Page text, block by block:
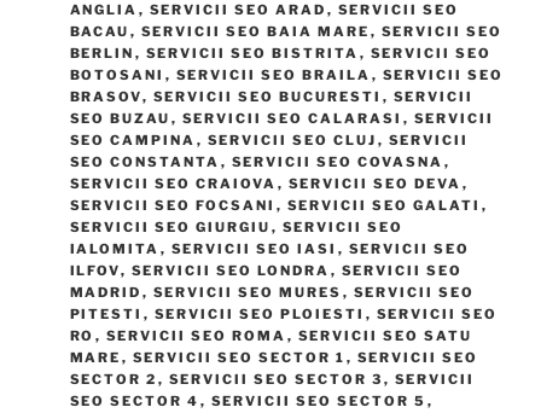
ANGLIA , SERVICII SEO ARAD , SERVICII SEO
BACAU , SERVICII SEO BAIA MARE , SERVICII SEO
BERLIN , SERVICII SEO BISTRITA , SERVICII SEO
BOTOSANI , SERVICII SEO BRAILA , SERVICII SEO
BRASOV, SERVICII SEO BUCURESTI , SERVICII
SEO BUZAU , SERVICII SEO CALARASI , SERVICII
SEO CAMPINA , SERVICII SEO CLUJ , SERVICII
SEO CONSTANTA , SERVICII SEO COVASNA ,
SERVICII SEO CRAIOVA , SERVICII SEO DEVA ,
SERVICII SEO FOCSANI , SERVICII SEO GALATI ,
SERVICII SEO GIURGIU , SERVICII SEO
IALOMITA , SERVICII SEO IASI , SERVICII SEO
ILFOV, SERVICII SEO LONDRA , SERVICII SEO
MADRID , SERVICII SEO MURES , SERVICII SEO
PITESTI , SERVICII SEO PLOIESTI , SERVICII SEO
RO , SERVICII SEO ROMA , SERVICII SEO SATU
MARE , SERVICII SEO SECTOR 1 , SERVICII SEO
SECTOR 2 , SERVICII SEO SECTOR 3 , SERVICII
SEO SECTOR 4 , SERVICII SEO SECTOR 5 ,